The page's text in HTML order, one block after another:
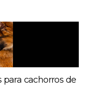
cachorros de